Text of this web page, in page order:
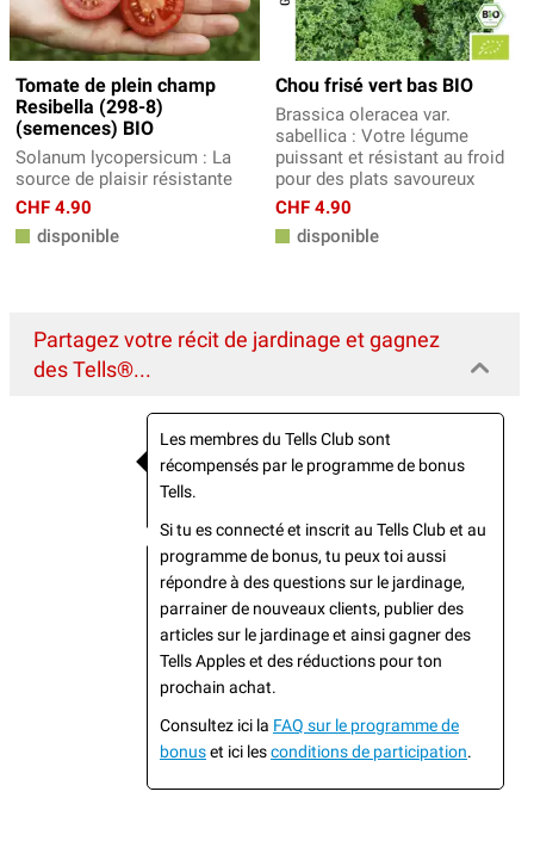
Tomate de plein champ
Resibella (298-8)
(semences) BIO
Solanum lycopersicum : La
source de plaisir résistante
CHF 4.90
disponible
Chou frisé vert bas BIO
Brassica oleracea var.
sabellica : Votre légume
puissant et résistant au froid
pour des plats savoureux
CHF 4.90
disponible
Partagez votre récit de jardinage et gagnez
des Tells®...
Les membres du Tells Club sont
récompensés par le programme de bonus
Tells.
Si tu es connecté et inscrit au Tells Club et au
programme de bonus, tu peux toi aussi
répondre à des questions sur le jardinage,
parrainer de nouveaux clients, publier des
articles sur le jardinage et ainsi gagner des
Tells Apples et des réductions pour ton
prochain achat.
Consultez ici la FAQ sur le programme de
bonuset ici lesconditions de participation.